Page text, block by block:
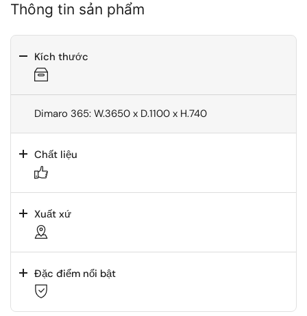
Thông tin sản phẩm
Kích thước
Dimaro 365: W.3650 x D.1100 x H.740
Chất liệu
Xuất xứ
Đặc điểm nổi bật